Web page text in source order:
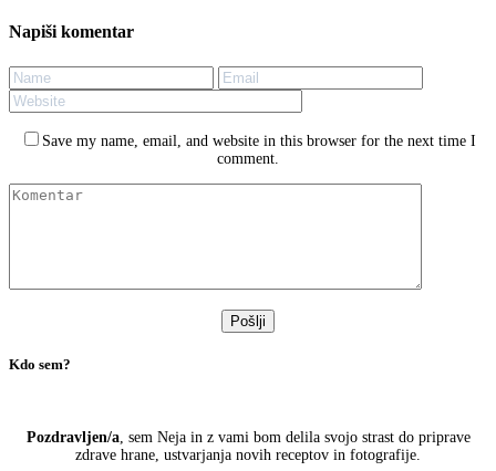
Napiši komentar
Save my name, email, and website in this browser for the next time I
comment.
Kdo sem?
Pozdravljen/a, sem Neja in z vami bom delila svojo strast do priprave
zdrave hrane, ustvarjanja novih receptov in fotografije.